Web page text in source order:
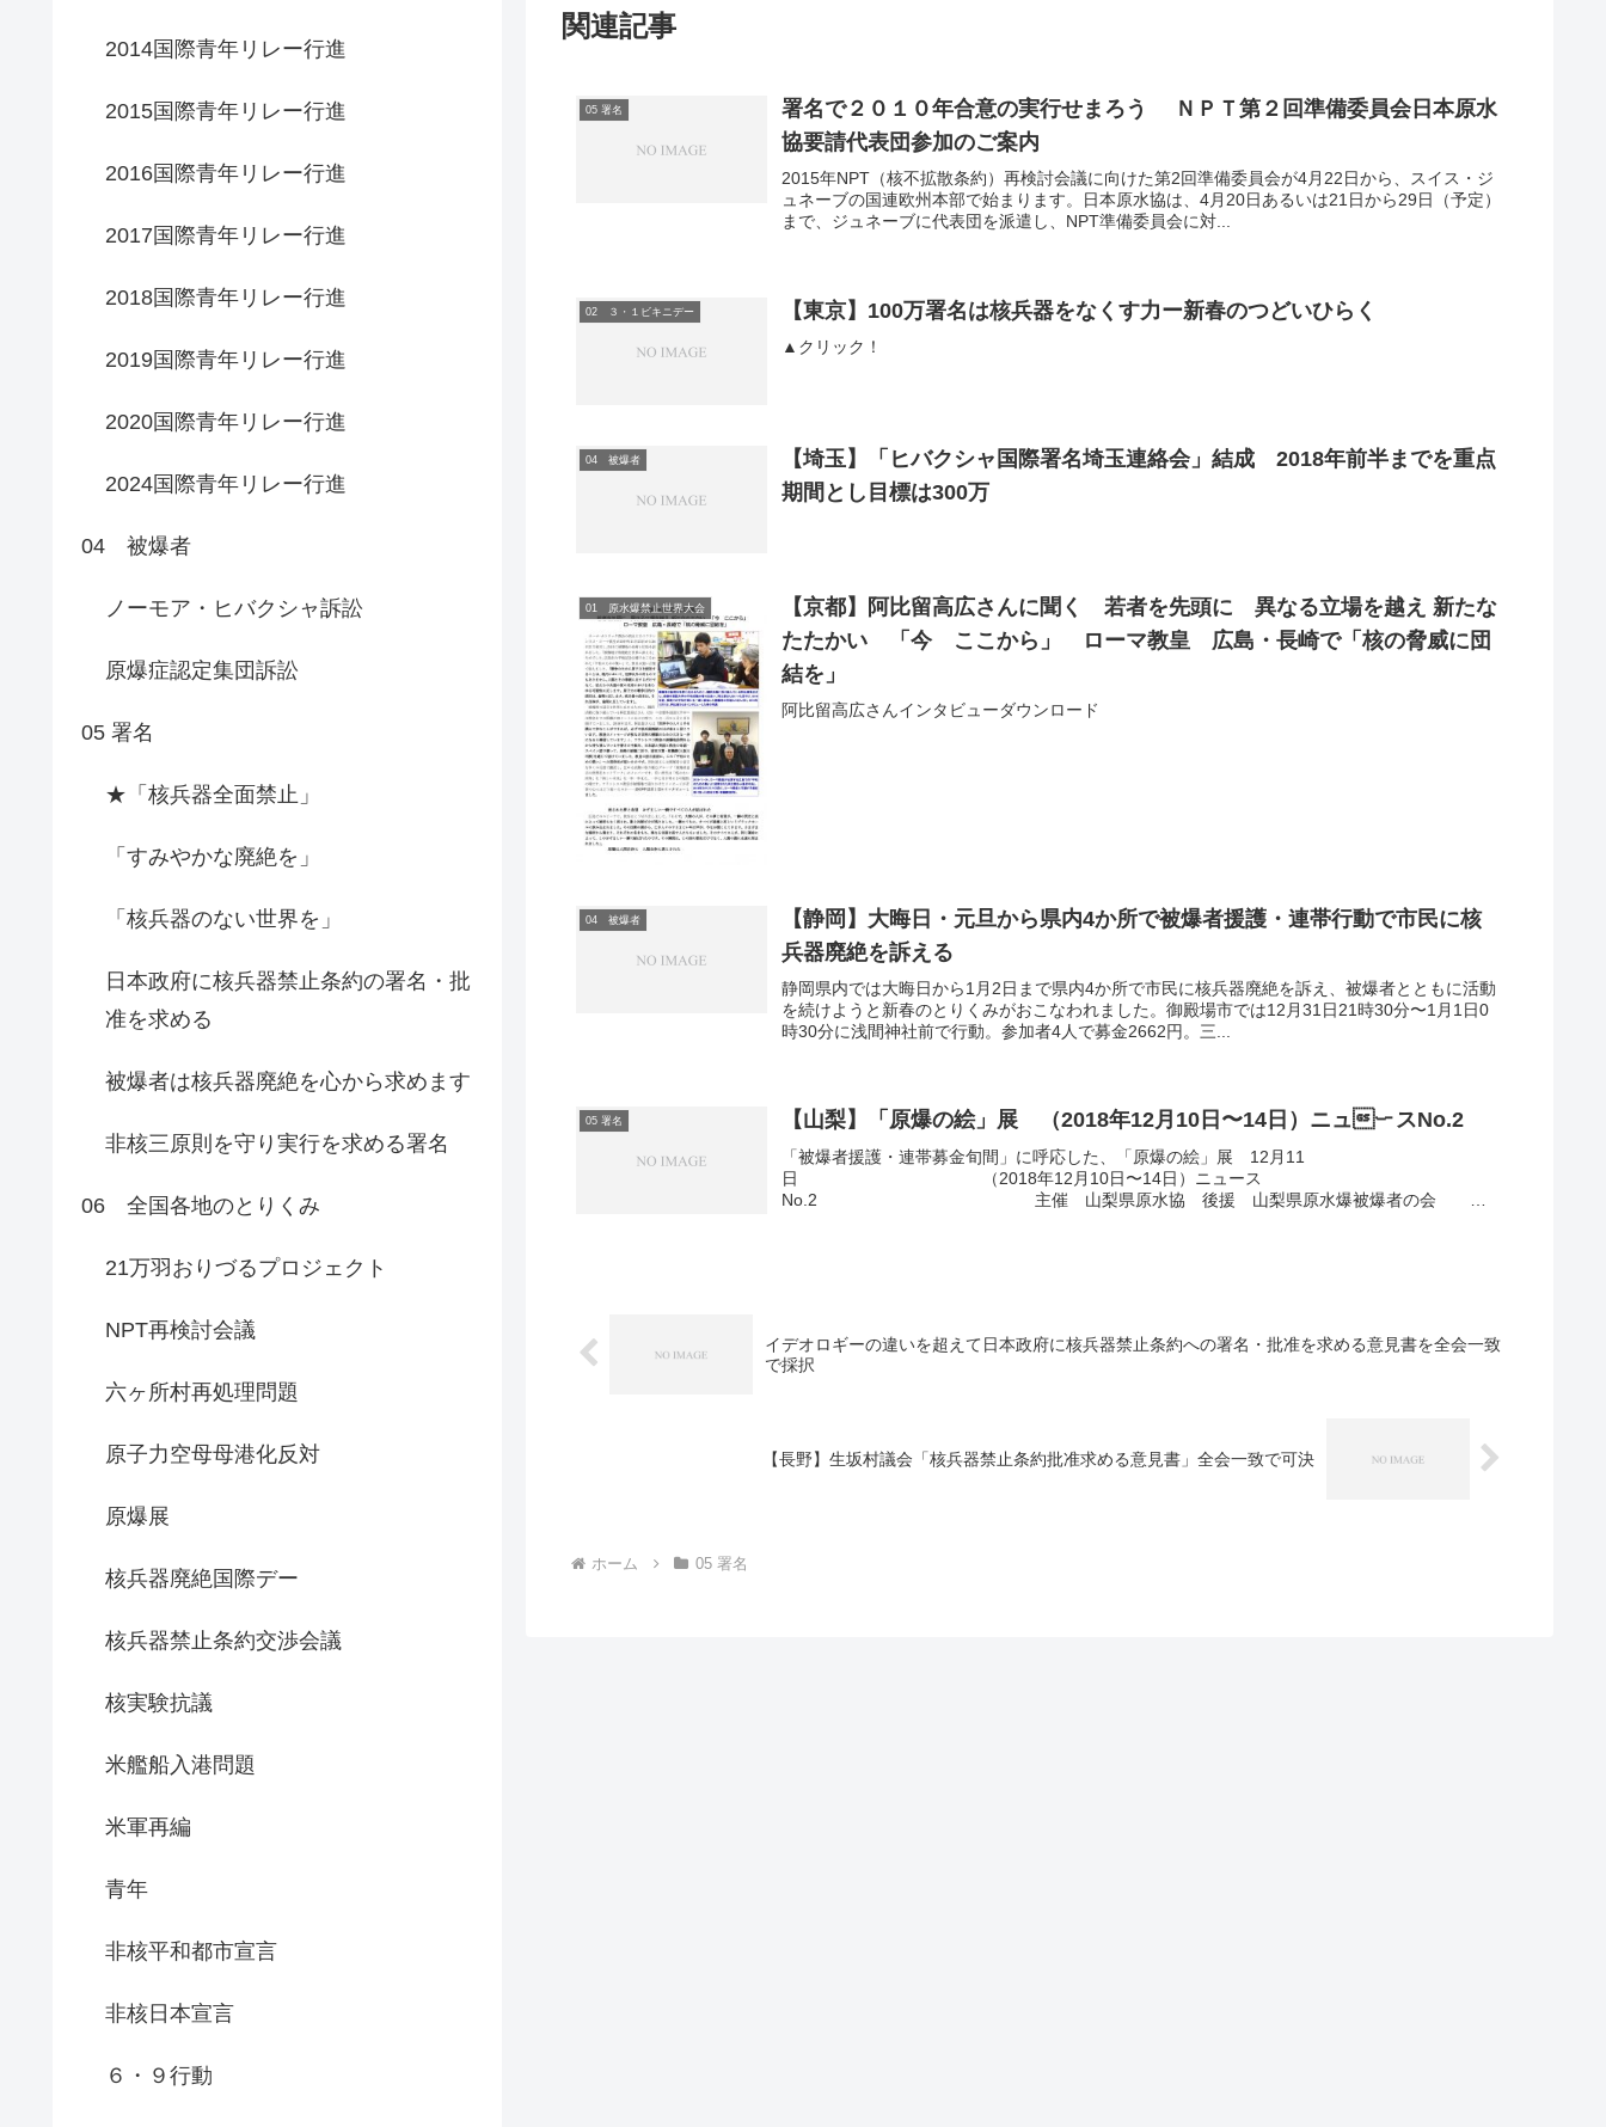
関連記事
05 署名
署名で２０１０年合意の実行せまろう ＮＰＴ第２回準備委員会日本原水
協要請代表団参加のご案内
2015年NPT（核不拡散条約）再検討会議に向けた第2回準備委員会が4月22日から、スイス・ジ
ュネーブの国連欧州本部で始まります。日本原水協は、4月20日あるいは21日から29日（予定）
まで、ジュネーブに代表団を派遣し、NPT準備委員会に対...
02 ３・１ビキニデー 【東京】100万署名は核兵器をなくす力ー新春のつどいひらく
▲クリック！
04 被爆者
【埼玉】「ヒバクシャ国際署名埼玉連絡会」結成 2018年前半までを重点
期間とし目標は300万
01 原水爆禁止世界大会
【京都】阿比留高広さんに聞く 若者を先頭に 異なる立場を越え 新たな
たたかい 「今 ここから」 ローマ教皇 広島・長崎で「核の脅威に団
結を」
阿比留高広さんインタビューダウンロード
04 被爆者
【静岡】大晦日・元旦から県内4か所で被爆者援護・連帯行動で市民に核
兵器廃絶を訴える
静岡県内では大晦日から1月2日まで県内4か所で市民に核兵器廃絶を訴え、被爆者とともに活動
を続けようと新春のとりくみがおこなわれました。御殿場市では12月31日21時30分〜1月1日0
時30分に浅間神社前で行動。参加者4人で募金2662円。三...
05 署名 【山梨】「原爆の絵」展 （2018年12月10日〜14日）ニュースNo.2
「被爆者援護・連帯募金旬間」に呼応した、「原爆の絵」展 12月11
日 （2018年12月10日〜14日）ニュース
No.2 主催 山梨県原水協 後援 山梨県原水爆被爆者の会 甲
イデオロギーの違いを超えて日本政府に核兵器禁止条約への署名・批准を求める意見書を全会一致
で採択
【長野】生坂村議会「核兵器禁止条約批准求める意見書」全会一致で可決
ホーム 05 署名
2014国際青年リレー行進
2015国際青年リレー行進
2016国際青年リレー行進
2017国際青年リレー行進
2018国際青年リレー行進
2019国際青年リレー行進
2020国際青年リレー行進
2024国際青年リレー行進
04 被爆者
ノーモア・ヒバクシャ訴訟
原爆症認定集団訴訟
05 署名
★「核兵器全面禁止」
「すみやかな廃絶を」
「核兵器のない世界を」
日本政府に核兵器禁止条約の署名・批
准を求める
被爆者は核兵器廃絶を心から求めます
非核三原則を守り実行を求める署名
06 全国各地のとりくみ
21万羽おりづるプロジェクト
NPT再検討会議
六ヶ所村再処理問題
原子力空母母港化反対
原爆展
核兵器廃絶国際デー
核兵器禁止条約交渉会議
核実験抗議
米艦船入港問題
米軍再編
青年
非核平和都市宣言
非核日本宣言
６・９行動